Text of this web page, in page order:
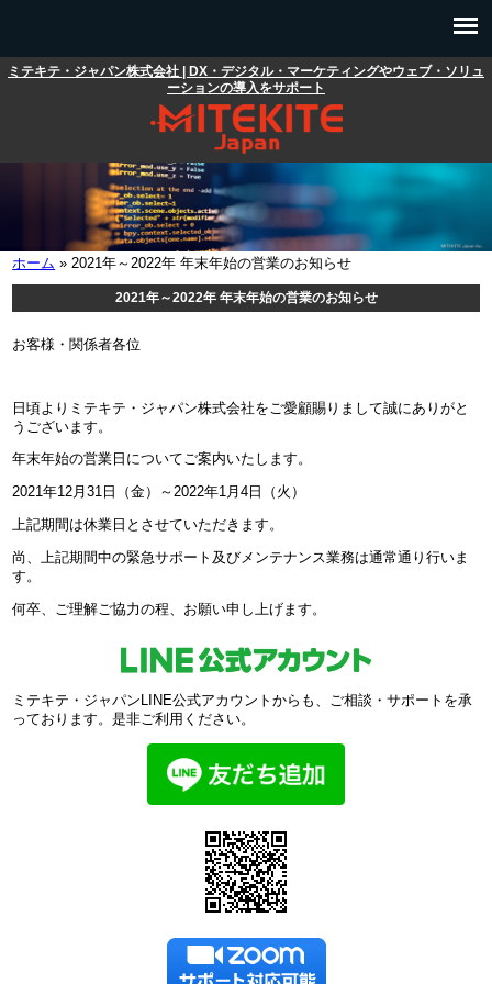
メインメニュー
ミテキテ・ジャパン株式会社 | DX・デジタル・マーケティングやウェブ・ソリュ
ーションの導入をサポート
ホーム » 2021年～2022年 年末年始の営業のお知らせ
2021年～2022年 年末年始の営業のお知らせ
お客様・関係者各位
日頃よりミテキテ・ジャパン株式会社をご愛顧賜りまして誠にありがと
うございます。
年末年始の営業日についてご案内いたします。
2021年12月31日（金）～2022年1月4日（火）
上記期間は休業日とさせていただきます。
尚、上記期間中の緊急サポート及びメンテナンス業務は通常通り行いま
す。
何卒、ご理解ご協力の程、お願い申し上げます。
ミテキテ・ジャパンLINE公式アカウントからも、ご相談・サポートを承
っております。是非ご利用ください。